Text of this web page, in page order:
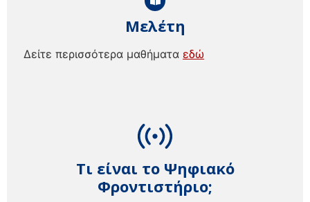
Τι είναι το Ψηφιακό
Φροντιστήριο;
Μελέτη
Δείτε περισσότερα μαθήματα εδώ